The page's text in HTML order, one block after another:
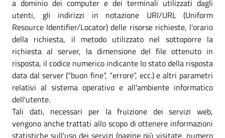
a dominio dei computer e dei terminali utilizzati dagli
utenti, gli indirizzi in notazione URI/URL (Uniform
Resource Identifier/Locator) delle risorse richieste, l'orario
della richiesta, il metodo utilizzato nel sottoporre la
richiesta al server, la dimensione del file ottenuto in
risposta, il codice numerico indicante lo stato della risposta
data dal server (“buon fine”, “errore”, ecc.) e altri parametri
relativi al sistema operativo e all'ambiente informatico
dell'utente.
Tali dati, necessari per la fruizione dei servizi web,
vengono anche trattati allo scopo di ottenere informazioni
statistiche sull'uso dei servizi (pagine più visitate, numero